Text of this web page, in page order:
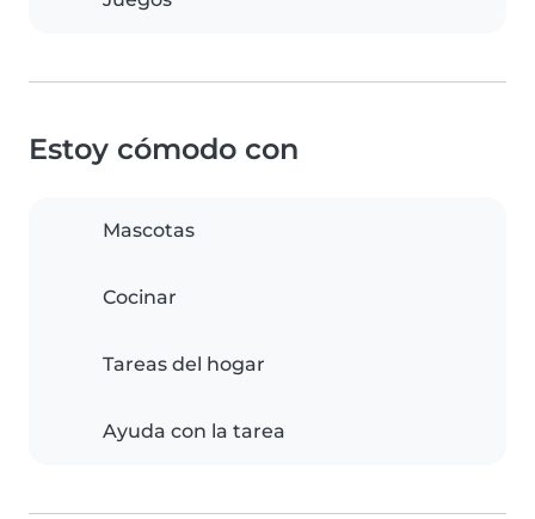
Estoy cómodo con
Mascotas
Cocinar
Tareas del hogar
Ayuda con la tarea